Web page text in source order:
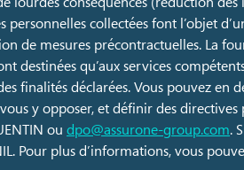
personnelles collectées font l’objet
de mesures précontractuelles. La
destinées qu’aux services
finalités déclarées. Vous pouvez en
y opposer, et définir des directives
ou dpo@assurone-group.com.
Pour plus d’informations, vous